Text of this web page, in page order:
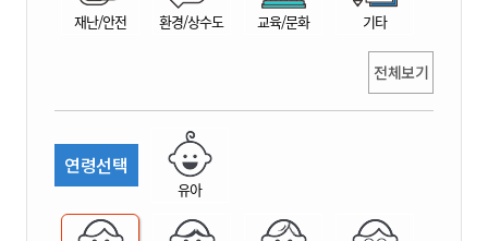
재난/안전 환경/상수도 교육/문화 기타
전체보기
연령선택
유아